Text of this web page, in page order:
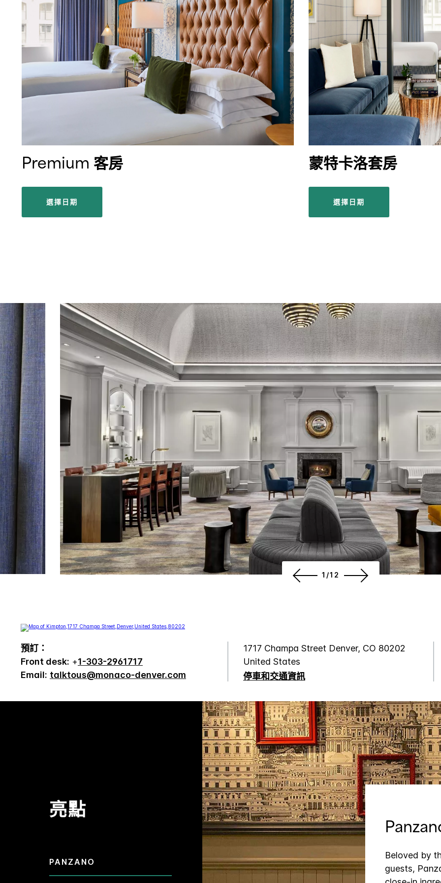
Premium 客房
選擇日期
蒙特卡洛套房
選擇日期
1/12
預訂：
Front desk: +1-303-2961717
Email: talktous@monaco-denver.com
1717 Champa Street Denver, CO 80202
United States
停車和交通資訊
亮點
PANZANO
Beloved by
guests,